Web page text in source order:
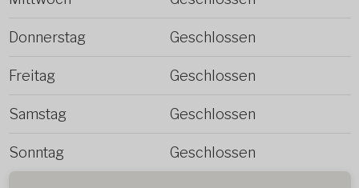
Donnerstag Geschlossen
Freitag Geschlossen
Samstag Geschlossen
Sonntag Geschlossen